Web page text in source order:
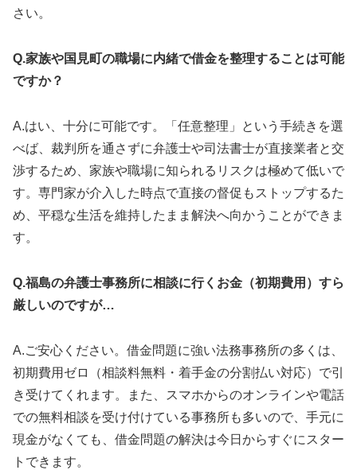
さい。
Q.家族や国見町の職場に内緒で借金を整理することは可能
ですか？
A.はい、十分に可能です。「任意整理」という手続きを選
べば、裁判所を通さずに弁護士や司法書士が直接業者と交
渉するため、家族や職場に知られるリスクは極めて低いで
す。専門家が介入した時点で直接の督促もストップするた
め、平穏な生活を維持したまま解決へ向かうことができま
す。
Q.福島の弁護士事務所に相談に行くお金（初期費用）すら
厳しいのですが…
A.ご安心ください。借金問題に強い法務事務所の多くは、
初期費用ゼロ（相談料無料・着手金の分割払い対応）で引
き受けてくれます。また、スマホからのオンラインや電話
での無料相談を受け付けている事務所も多いので、手元に
現金がなくても、借金問題の解決は今日からすぐにスター
トできます。